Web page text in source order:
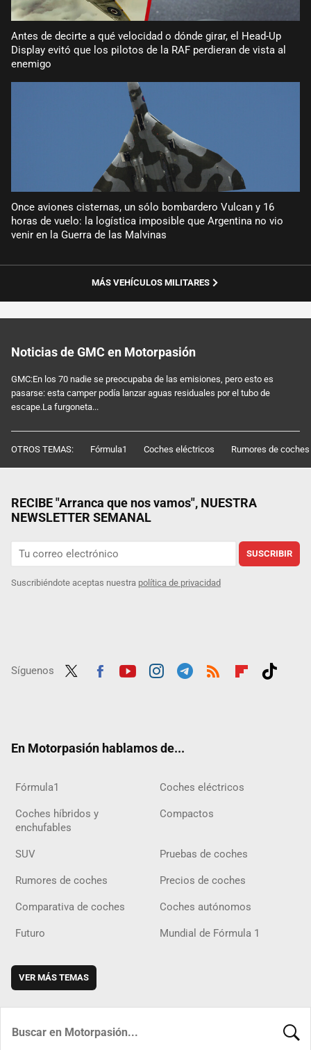
Antes de decirte a qué velocidad o dónde girar, el Head-Up
Display evitó que los pilotos de la RAF perdieran de vista al
enemigo
Once aviones cisternas, un sólo bombardero Vulcan y 16
horas de vuelo: la logística imposible que Argentina no vio
venir en la Guerra de las Malvinas
MÁS VEHÍCULOS MILITARES
Noticias de GMC en Motorpasión
GMC:En los 70 nadie se preocupaba de las emisiones, pero esto es
pasarse: esta camper podía lanzar aguas residuales por el tubo de
escape.La furgoneta...
OTROS TEMAS: Fórmula1 Coches eléctricos Rumores de coches
RECIBE "Arranca que nos vamos", NUESTRA
NEWSLETTER SEMANAL
SUSCRIBIR
Suscribiéndote aceptas nuestra política de privacidad
Síguenos
En Motorpasión hablamos de...
Fórmula1 Coches eléctricos
Coches híbridos y
enchufables
Compactos
SUV Pruebas de coches
Rumores de coches Precios de coches
Comparativa de coches Coches autónomos
Futuro Mundial de Fórmula 1
VER MÁS TEMAS